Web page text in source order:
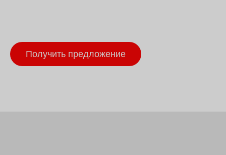
Получить предложение